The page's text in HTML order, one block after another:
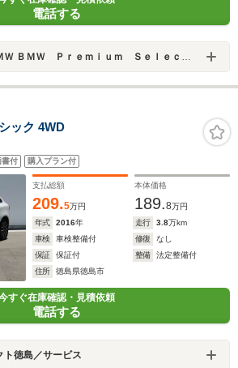
電話する
ＭＷ Ｐｒｅｍｉｕｍ Ｓｅｌｅｃｔｉｏｎ 三宮
ック 4WD
書付 購入プラン付
支払総額
209.5万円
本体価格
189.8万円
年式
2016年 走行 3.8万km
車検
車検整備付 修復
なし
保証
保証付 整備
法定整備付
住所
徳島県徳島市
すぐ在庫確認・見積依頼
電話する
ト徳島／サービス